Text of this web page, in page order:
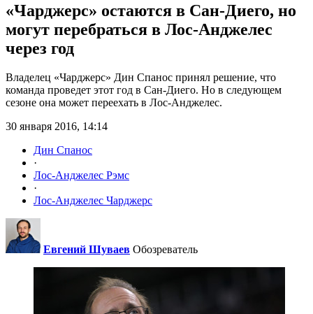
«Чарджерс» остаются в Сан-Диего, но
могут перебраться в Лос-Анджелес
через год
Владелец «Чарджерс» Дин Спанос принял решение, что
команда проведет этот год в Сан-Диего. Но в следующем
сезоне она может переехать в Лос-Анджелес.
30 января 2016, 14:14
Дин Спанос
·
Лос-Анджелес Рэмс
·
Лос-Анджелес Чарджерс
Евгений Шуваев Обозреватель